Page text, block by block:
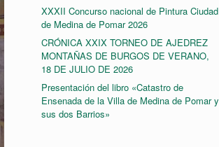
XXXII Concurso nacional de Pintura Ciudad
de Medina de Pomar 2026
CRÓNICA XXIX TORNEO DE AJEDREZ
MONTAÑAS DE BURGOS DE VERANO,
18 DE JULIO DE 2026
Presentación del libro «Catastro de
Ensenada de la Villa de Medina de Pomar y
sus dos Barrios»